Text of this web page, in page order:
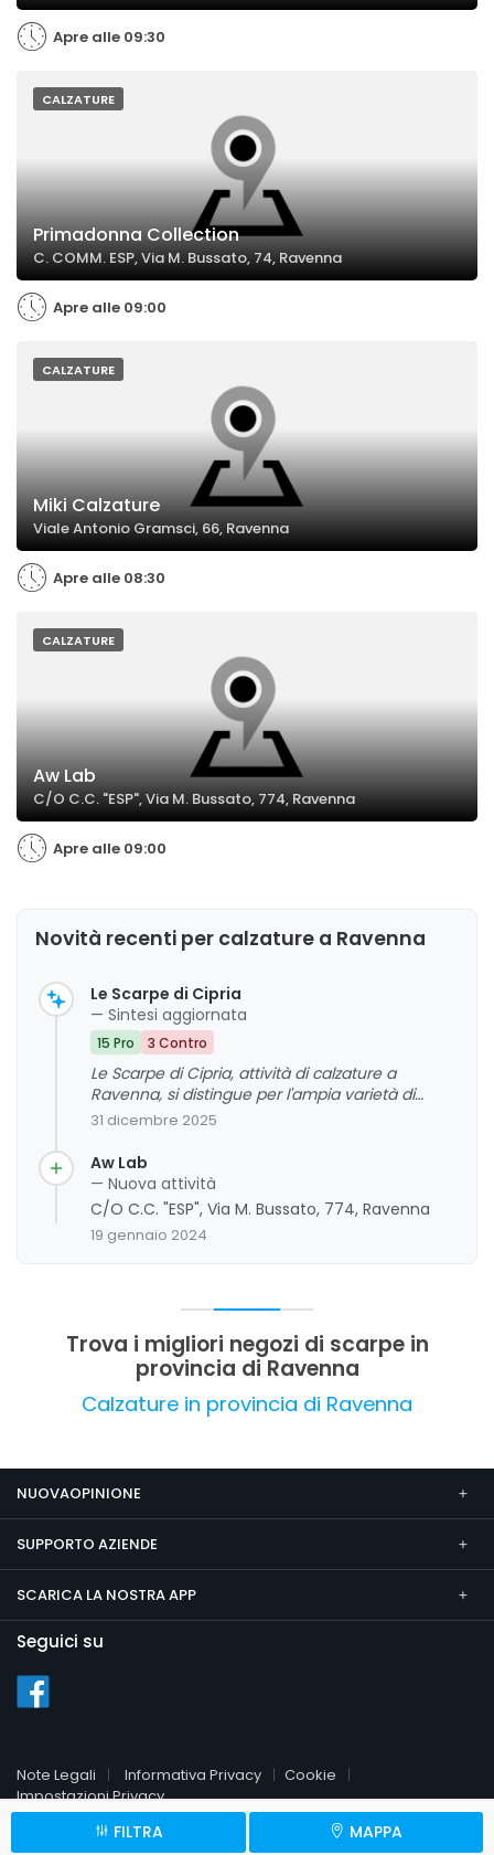
Apre alle 09:30
CALZATURE
Primadonna Collection
C. COMM. ESP, Via M. Bussato, 74, Ravenna
Apre alle 09:00
CALZATURE
Miki Calzature
Viale Antonio Gramsci, 66, Ravenna
Apre alle 08:30
CALZATURE
Aw Lab
C/O C.C. "ESP", Via M. Bussato, 774, Ravenna
Apre alle 09:00
Novità recenti per calzature a Ravenna
Le Scarpe di Cipria
— Sintesi aggiornata
15 Pro 3 Contro
Le Scarpe di Cipria, attività di calzature a
Ravenna, si distingue per l'ampia varietà di
modelli e l'attenzione al cliente, con un forte
disponibilità del personale. La clientela riconosce
il negozio come un punto di riferimento per
scarpe di stile, artigianali e di buona fattura,
anche se alcuni commenti evidenziano una
percezione di prezzi leggermente elevati rispetto
professionalità e vasta scelta, con alcuni spunti
praticità di alcune calzature.
31 dicembre 2025
Aw Lab
— Nuova attività
C/O C.C. "ESP", Via M. Bussato, 774, Ravenna
19 gennaio 2024
Trova i migliori negozi di scarpe in
provincia di Ravenna
Calzature in provincia di Ravenna
FILTRA MAPPA
NUOVAOPINIONE
SUPPORTO AZIENDE
SCARICA LA NOSTRA APP
Seguici su
Note Legali Informativa Privacy
Cookie
Impostazioni Privacy
© 2026 NuovaOpinione.it
P.Iva 09451510961